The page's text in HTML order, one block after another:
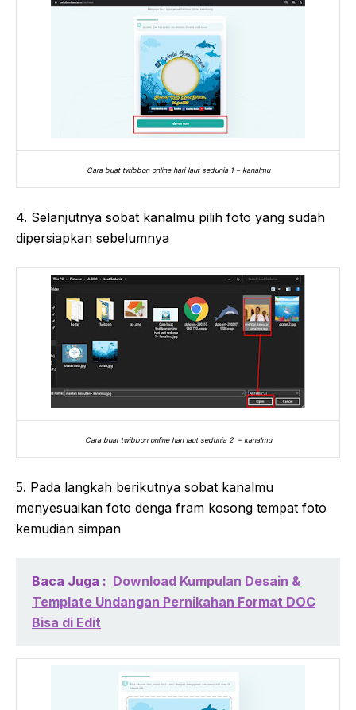
Cara buat twibbon online hari laut sedunia 1 – kanalmu
4. Selanjutnya sobat kanalmu pilih foto yang sudah
dipersiapkan sebelumnya
Cara buat twibbon online hari laut sedunia 2 – kanalmu
5. Pada langkah berikutnya sobat kanalmu
menyesuaikan foto denga fram kosong tempat foto
kemudian simpan
Baca Juga : Download Kumpulan Desain &
Template Undangan Pernikahan Format DOC
Bisa di Edit